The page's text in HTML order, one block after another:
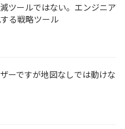
ツールではない。エンジニア
る戦略ツール
ーですが地図なしでは動けな